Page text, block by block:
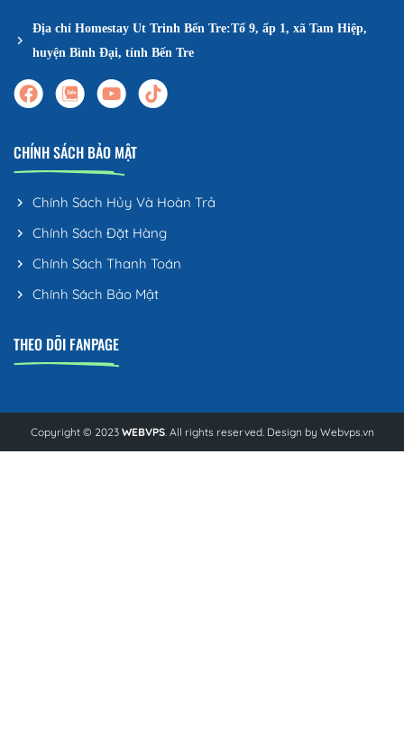
Địa chỉ Homestay Ut Trinh Bến Tre:Tổ 9, ấp 1, xã Tam Hiệp,
huyện Bình Đại, tỉnh Bến Tre
CHÍNH SÁCH BẢO MẬT
Chính Sách Hủy Và Hoàn Trả
Chính Sách Đặt Hàng
Chính Sách Thanh Toán
Chính Sách Bảo Mật
THEO DÕI FANPAGE
Copyright © 2023 WEBVPS. All rights reserved. Design by Webvps.vn